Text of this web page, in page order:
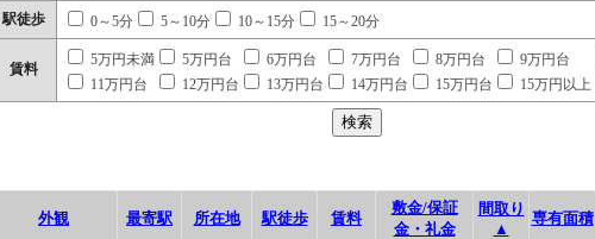
駅徒歩 0～5分 5～10分 10～15分 15～20分
賃料
5万円未満 5万円台 6万円台 7万円台 8万円台 9万円台
11万円台
12万円台 13万円台 14万円台 15万円台 15万円以上
外観 最寄駅 所在地 駅徒歩 賃料
敷金/保証
金・礼金
間取り
▲
専有面積